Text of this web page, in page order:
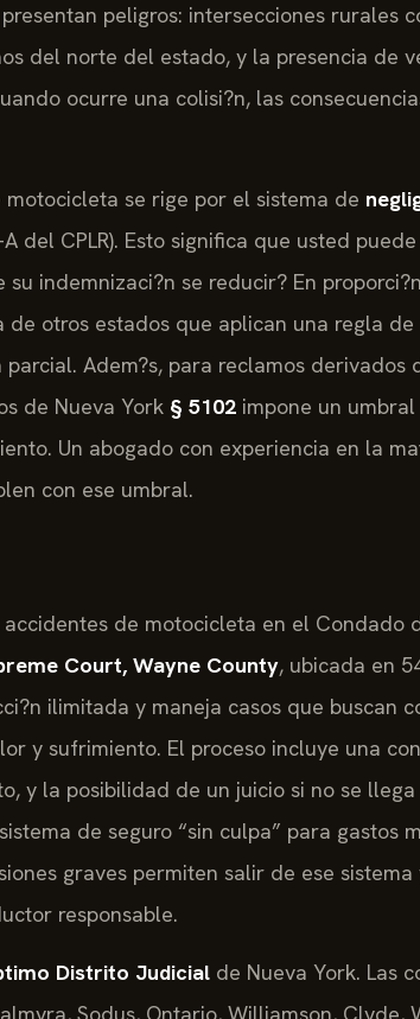
peligros: intersecciones rurales
del norte del estado, y la presencia de
ocurre una colisi?n, las
se rige por el sistema de
del CPLR). Esto significa que usted
indemnizaci?n se reducir? En
otros estados que aplican una regla de
Adem?s, para reclamos derivados
de Nueva York § 5102 impone un umbral
Un abogado con experiencia en la
con ese umbral.
de motocicleta en el Condado
Court, Wayne County, ubicada en
ilimitada y maneja casos que buscan
y sufrimiento. El proceso incluye una
y la posibilidad de un juicio si no se
de seguro “sin culpa” para gastos
graves permiten salir de ese
responsable.
Distrito Judicial de Nueva York. Las